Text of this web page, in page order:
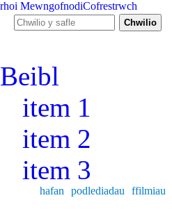
rhoi MewngofnodiCofrestrwch
Ffurf chwiliad
Chwilio y safle
Beibl
item 1
item 2
item 3
hafan podlediadau ffilmiau